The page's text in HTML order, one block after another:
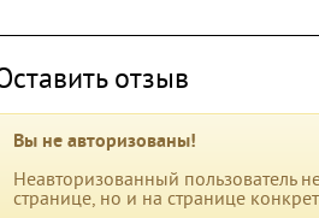
отзыв
Вы не авторизованы!
Неавторизованный пользователь
странице, но и на странице